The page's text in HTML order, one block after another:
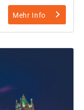
Mehr Info